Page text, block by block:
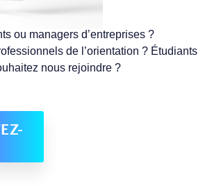
ou managers d’entreprises ?
de l’orientation ? Étudiants
nous rejoindre ?